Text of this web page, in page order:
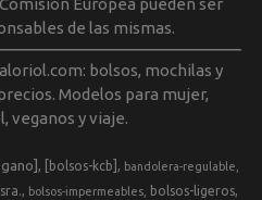
Europea pueden ser
de las mismas.
bolsos, mochilas y
Modelos para mujer,
veganos y viaje.
[bolsos-kcb] bandolera-regulable
bolsos-impermeables bolsos-ligeros